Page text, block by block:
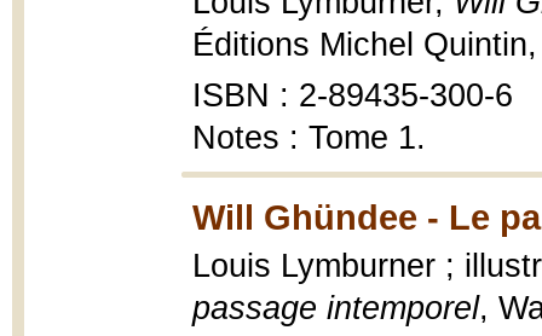
Éditions Michel
ISBN : 2-89435-300-6
Notes : Tome 1.
Will Ghündee - Le
Louis Lymburner ;
passage intemporel,